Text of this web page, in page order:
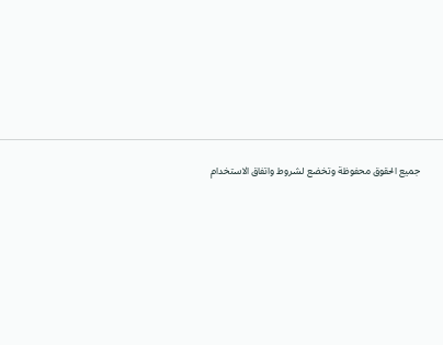
جميع الحقوق محفوظة وتخضع لشروط واتفاق الاستخدام